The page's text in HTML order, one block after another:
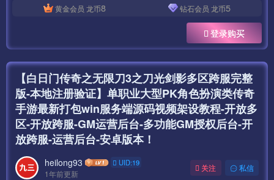
黄金会员 龙币8 钻石会员 龙币5
登录购买
【白日门传奇之无限刀3之刀光剑影多区跨服完整
版-本地注册验证】单职业大型PK角色扮演类传奇
手游最新打包win服务端源码视频架设教程-开放多
区-开放跨服-GM运营后台-多功能GM授权后台-开
放跨服-运营后台-安卓版本！
heilong93 UID:19
1年前更新
关注 私信